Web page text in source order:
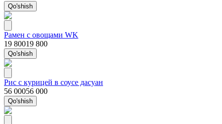
Qo'shish
Рамен с овощами WK
19 80019 800
Qo'shish
Рис с курицей в соусе дасуан
56 00056 000
Qo'shish